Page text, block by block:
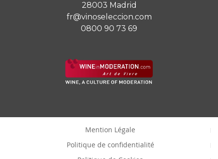
28003 Madrid
fr@vinoseleccion.com
0800 90 73 69
Mention Légale
Politique de confidentialité